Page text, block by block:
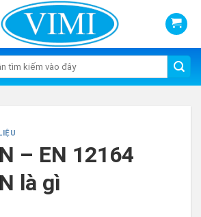
– EN 12164
là gì